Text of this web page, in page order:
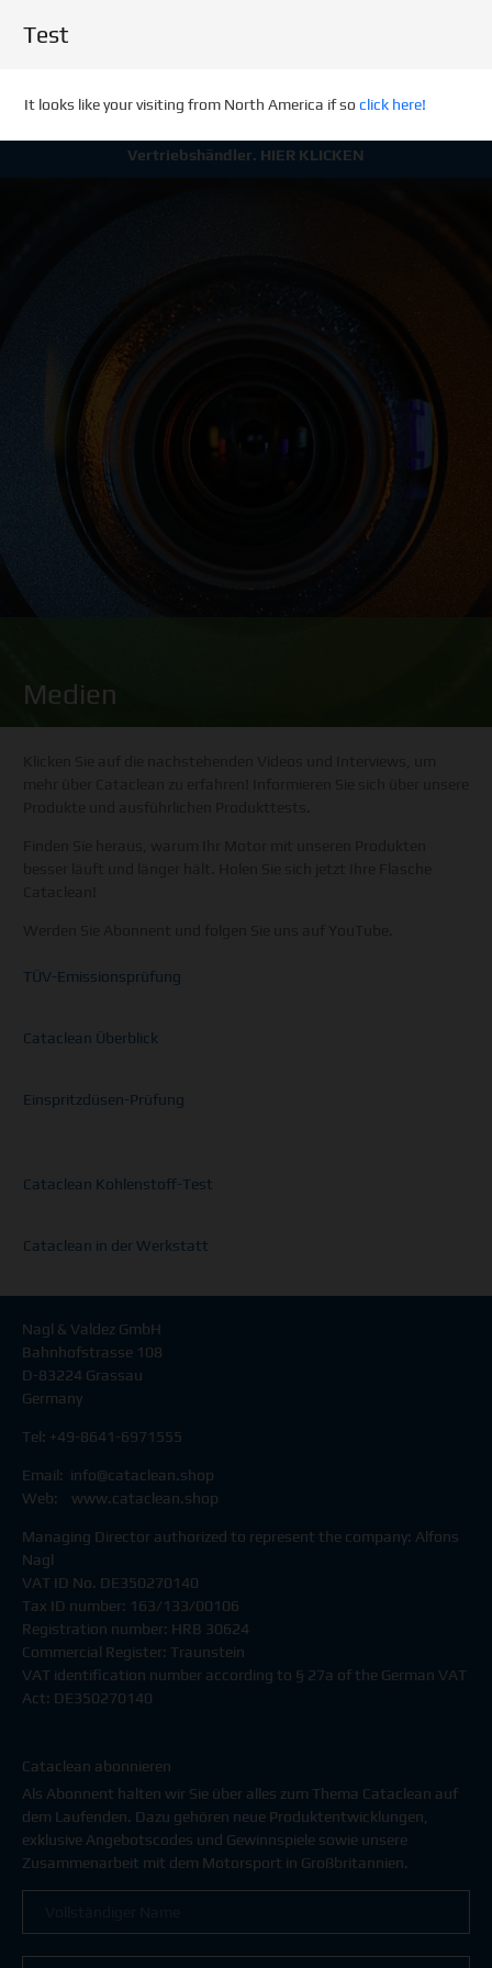
Vertriebshändler. HIER KLICKEN
Medien
TÜV-Emissionsprüfung
Cataclean Überblick
Einspritzdüsen-Prüfung
Cataclean Kohlenstoff-Test
Cataclean in der Werkstatt
Nagl & Valdez GmbH
Bahnhofstrasse 108
D-83224 Grassau
Germany
Tel: +49-8641-6971555
Email: info@cataclean.shop
Web: www.cataclean.shop
Managing Director authorized to represent the company: Alfons
Nagl
VAT ID No. DE350270140
Tax ID number: 163/133/00106
Registration number: HRB 30624
Commercial Register: Traunstein
VAT identification number according to § 27a of the German VAT
Act: DE350270140
Cataclean abonnieren
Als Abonnent halten wir Sie über alles zum Thema Cataclean auf
dem Laufenden. Dazu gehören neue Produktentwicklungen,
exklusive Angebotscodes und Gewinnspiele sowie unsere
Zusammenarbeit mit dem Motorsport in Großbritannien.
Test
It looks like your visiting from North America if soclick here!